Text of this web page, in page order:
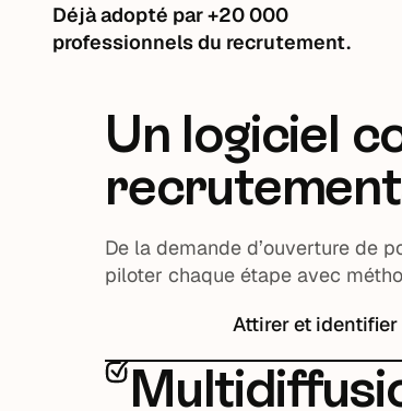
Déjà adopté par +20 000
professionnels du recrutement.
Un logiciel
De la demande d’ouverture de
piloter chaque étape avec
Attirer et identifier